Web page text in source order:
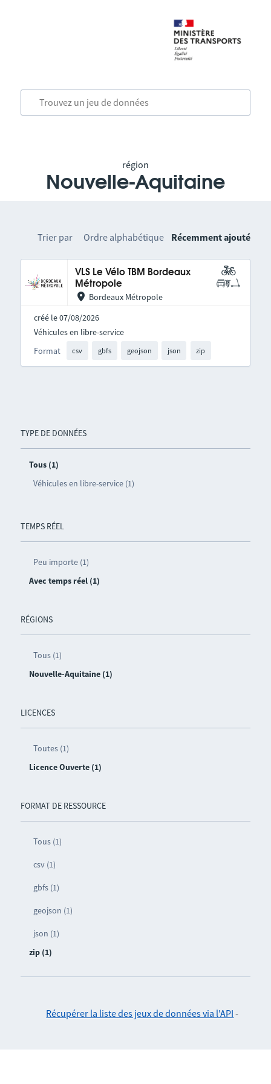
région
Nouvelle-Aquitaine
TYPE DE DONNÉES
Tous (1)
Véhicules en libre-service (1)
TEMPS RÉEL
Peu importe (1)
Avec temps réel (1)
RÉGIONS
Tous (1)
Nouvelle-Aquitaine (1)
LICENCES
Toutes (1)
Licence Ouverte (1)
FORMAT DE RESSOURCE
Tous (1)
csv (1)
gbfs (1)
geojson (1)
json (1)
zip (1)
Trier par Ordre alphabétique Récemment ajouté
VLS Le Vélo TBM Bordeaux
Métropole
Bordeaux Métropole
créé le 07/08/2026
Format csv gbfs geojson json zip
Véhicules en libre-service
Récupérer la liste des jeux de données via l'API -